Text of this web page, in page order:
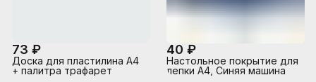
73 ₽
Доска для пластилина А4
+ палитра трафарет
40 ₽
Настольное покрытие для
лепки А4, Синяя машина